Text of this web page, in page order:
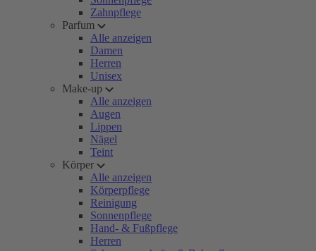
Zahnpflege
Parfum
Alle anzeigen
Damen
Herren
Unisex
Make-up
Alle anzeigen
Augen
Lippen
Nägel
Teint
Körper
Alle anzeigen
Körperpflege
Reinigung
Sonnenpflege
Hand- & Fußpflege
Herren